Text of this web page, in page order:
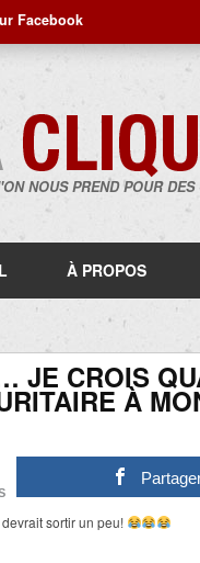
Facebook
NOUS PREND POUR DES
À PROPOS
JE CROIS
À
sortir un peu!